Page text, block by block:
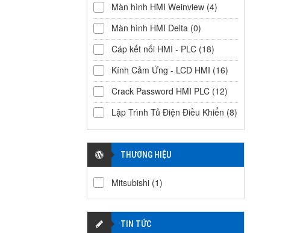
Màn hình HMI Weinview (4)
Màn hình HMI Delta (0)
Cáp kết nối HMI - PLC (18)
Kính Cảm Ứng - LCD HMI (16)
Crack Password HMI PLC (12)
Lập Trình Tủ Điện Điều Khiển (8)
THƯƠNG HIỆU
Mitsubishi (1)
TIN TỨC